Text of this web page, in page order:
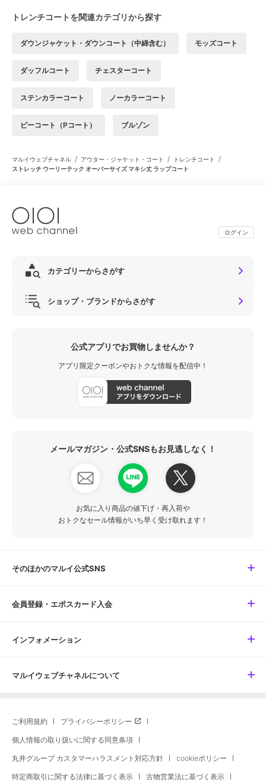
トレンチコートを関連カテゴリから探す
ダウンジャケット・ダウンコート（中綿含む） モッズコート
ダッフルコート チェスターコート
ステンカラーコート ノーカラーコート
ピーコート（Pコート） ブルゾン
マルイウェブチャネル / アウター・ジャケット・コート / トレンチコート /
ストレッチ ウーリーテック オーバーサイズ マキシ丈 ラップコート
ログイン
カテゴリーからさがす
ショップ・ブランドからさがす
公式アプリでお買物しませんか？
アプリ限定クーポンやおトクな情報を配信中！
メールマガジン・公式SNSもお見逃しなく！
お気に入り商品の値下げ・再入荷や
おトクなセール情報がいち早く受け取れます！
そのほかのマルイ公式SNS
会員登録・エポスカード入会
インフォメーション
マルイウェブチャネルについて
ご利用規約 プライバシーポリシー
個人情報の取り扱いに関する同意条項
丸井グループ カスタマーハラスメント対応方針 cookieポリシー
特定商取引に関する法律に基づく表示 古物営業法に基づく表示